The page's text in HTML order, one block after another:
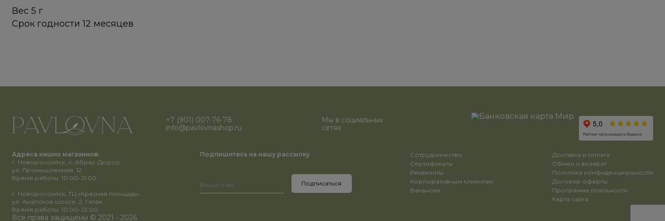
Вес 5 г
Срок годности 12 месяцев
+7 (901) 007-76-78
info@pavlovnashop.ru
Мы в социальных
сетях:
Адреса наших магазинов:
г. Новороссийск, с. Абрау-Дюрсо,
ул. Промышленная, 12
Время работы: 10:00-21:00
г. Новороссийск, ТЦ «Красная площадь»,
ул. Анапское шоссе, 2, 1 этаж
Время работы: 10:00-22:00
Подпишитесь на нашу рассылку
Сотрудничество
Сертификаты
Реквизиты
Корпоративным клиентам
Вакансии
Доставка и оплата
Обмен и возврат
Политика конфиденциальности
Договор оферты
Программа лояльности
Карта сайта
Все права защищены © 2021 - 2026